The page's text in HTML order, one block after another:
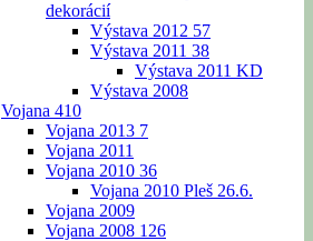
dekorácií
Výstava 2012 57
Výstava 2011 38
Výstava 2011 KD
Výstava 2008
Vojana 410
Vojana 2013 7
Vojana 2011
Vojana 2010 36
Vojana 2010 Pleš 26.6.
Vojana 2009
Vojana 2008 126